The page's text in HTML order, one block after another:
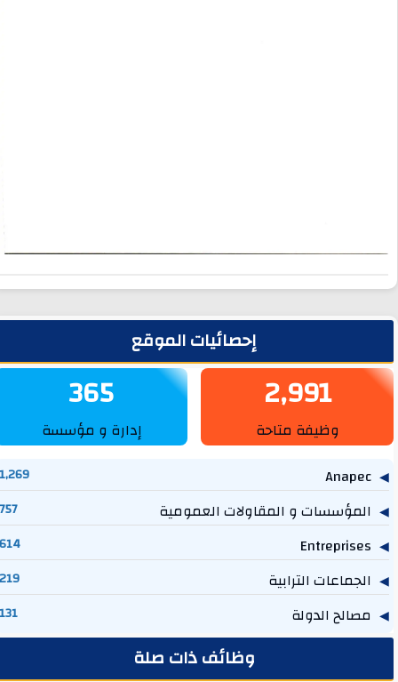
إحصائيات الموقع
2,991
وظيفة متاحة
365
إدارة و مؤسسة
Anapec
1,269
المؤسسات و المقاولات العمومية 757
Entreprises
614
الجماعات الترابية 219
مصالح الدولة 131
وظائف ذات صلة